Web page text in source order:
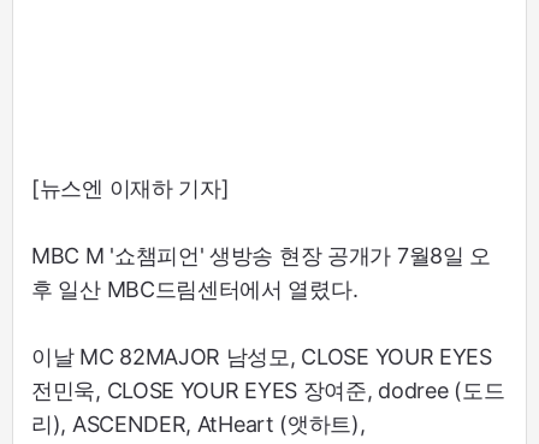
[뉴스엔 이재하 기자]
MBC M '쇼챔피언' 생방송 현장 공개가 7월8일 오
후 일산 MBC드림센터에서 열렸다.
이날 MC 82MAJOR 남성모, CLOSE YOUR EYES
전민욱, CLOSE YOUR EYES 장여준, dodree (도드
리), ASCENDER, AtHeart (앳하트),